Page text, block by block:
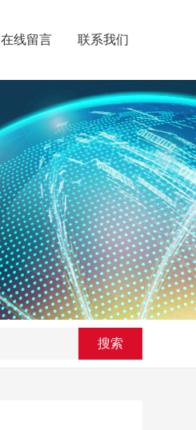
在线留言 联系我们